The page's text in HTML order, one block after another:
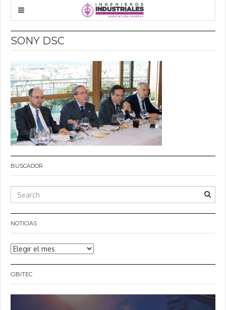
SONY DSC
BUSCADOR
NOTICIAS
Noticias
CIBITEC